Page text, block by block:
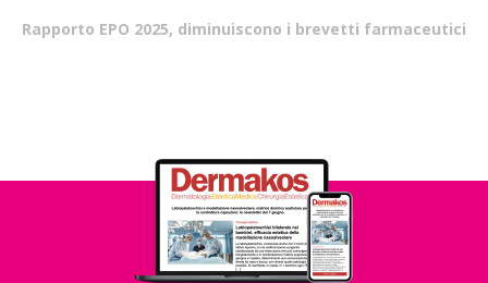
Rapporto EPO 2025, diminuiscono i brevetti farmaceutici